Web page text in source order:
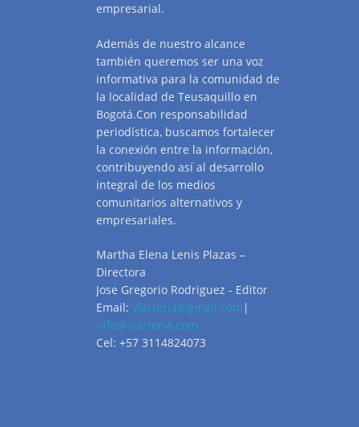
empresarial.
Además de nuestro alcance
también queremos ser una voz
informativa para la comunidad de
la localidad de Teusaquillo en
Bogotá.Con responsabilidad
periodística, buscamos fortalecer
la conexión entre la información,
contribuyendo así al desarrollo
integral de los medios
comunitarios alternativos y
empresariales.
Martha Elena Lenis Plazas –
Directora
Jose Gregorio Rodriguez - Editor
Email: viarteria@gmail.com |
info@viarteria.com
Cel: +57 3114824073